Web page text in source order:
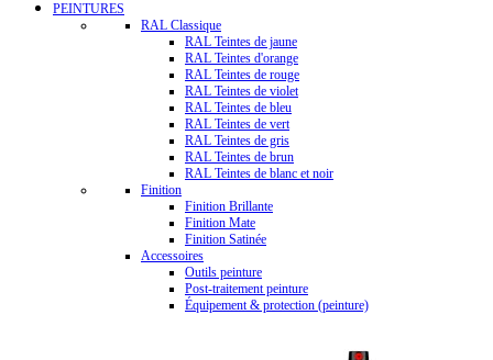
PEINTURES
RAL Classique
RAL Teintes de jaune
RAL Teintes d'orange
RAL Teintes de rouge
RAL Teintes de violet
RAL Teintes de bleu
RAL Teintes de vert
RAL Teintes de gris
RAL Teintes de brun
RAL Teintes de blanc et noir
Finition
Finition Brillante
Finition Mate
Finition Satinée
Accessoires
Outils peinture
Post-traitement peinture
Équipement & protection (peinture)